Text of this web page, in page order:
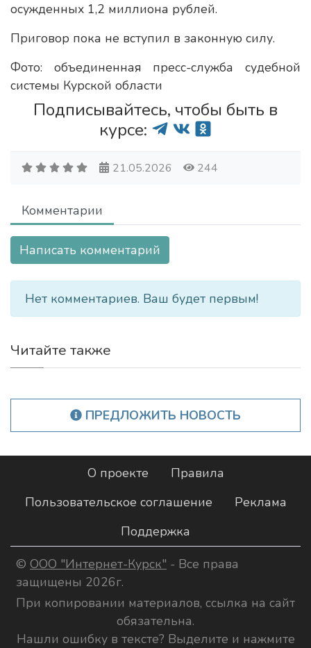
осужденных 1,2 миллиона рублей.
Приговор пока не вступил в законную силу.
Фото: объединенная пресс-служба судебной
системы Курской области
Подписывайтесь, чтобы быть в
курсе:
21.05.2026 244
Комментарии
Написать комментарий
Нет комментариев. Ваш будет первым!
Читайте также
ПРЕДЛОЖИТЬ НОВОСТЬ
О проекте
Правила
Пользовательское соглашение
Реклама
Поддержка
© ООО "Интернет-Курск" - Все права
защищены 2026г.
При копировании материалов, ссылка на сайт
обязательна.
Нашли ошибку в тексте? Выделите и нажмите